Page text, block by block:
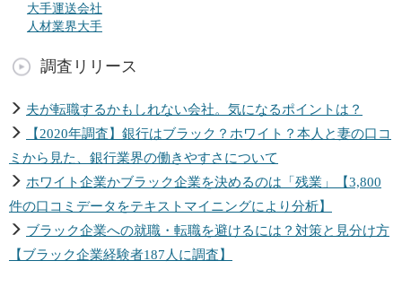
大手運送会社
人材業界大手
調査リリース
夫が転職するかもしれない会社。気になるポイントは？
【2020年調査】銀行はブラック？ホワイト？本人と妻の口コ
ミから見た、銀行業界の働きやすさについて
ホワイト企業かブラック企業を決めるのは「残業」【3,800
件の口コミデータをテキストマイニングにより分析】
ブラック企業への就職・転職を避けるには？対策と見分け方
【ブラック企業経験者187人に調査】